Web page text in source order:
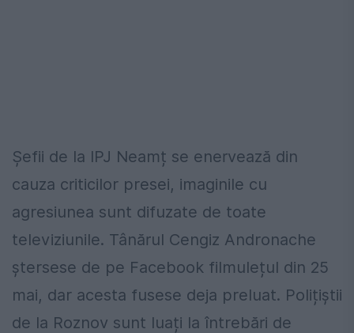
Șefii de la IPJ Neamț se enervează din
cauza criticilor presei, imaginile cu
agresiunea sunt difuzate de toate
televiziunile. Tânărul Cengiz Andronache
ștersese de pe Facebook filmulețul din 25
mai, dar acesta fusese deja preluat. Polițiștii
de la Roznov sunt luați la întrebări de